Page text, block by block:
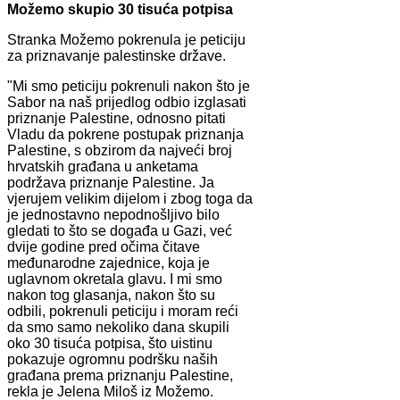
Možemo skupio 30 tisuća potpisa
Stranka Možemo pokrenula je peticiju
za priznavanje palestinske države.
"Mi smo peticiju pokrenuli nakon što je
Sabor na naš prijedlog odbio izglasati
priznanje Palestine, odnosno pitati
Vladu da pokrene postupak priznanja
Palestine, s obzirom da najveći broj
hrvatskih građana u anketama
podržava priznanje Palestine. Ja
vjerujem velikim dijelom i zbog toga da
je jednostavno nepodnošljivo bilo
gledati to što se događa u Gazi, već
dvije godine pred očima čitave
međunarodne zajednice, koja je
uglavnom okretala glavu. I mi smo
nakon tog glasanja, nakon što su
odbili, pokrenuli peticiju i moram reći
da smo samo nekoliko dana skupili
oko 30 tisuća potpisa, što uistinu
pokazuje ogromnu podršku naših
građana prema priznanju Palestine,
rekla je Jelena Miloš iz Možemo.